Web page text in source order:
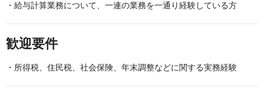
・給与計算業務について、一連の業務を一通り経験している方
歓迎要件
・所得税、住民税、社会保険、年末調整などに関する実務経験